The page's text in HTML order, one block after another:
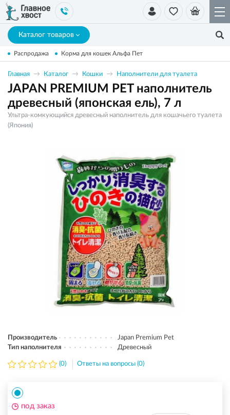
Каталог товаров
Распродажа Корма для кошек Альфа Пет
Главная Каталог Кошки Наполнители для туалета
JAPAN PREMIUM PET наполнитель
древесный (японская ель), 7 л
Ультра-комкующийся древесный наполнитель для кошачьего туалета
(Япония)
Производитель
Japan Premium Pet
Тип наполнителя
Древесный
(0) Ответы на вопросы (0)
под заказ